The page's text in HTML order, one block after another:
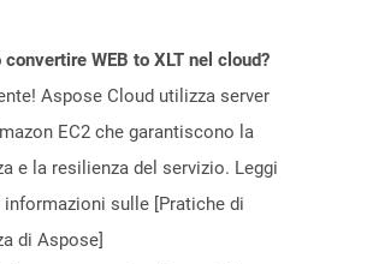
convertire WEB to XLT nel cloud?
Aspose Cloud utilizza server
EC2 che garantiscono la
e la resilienza del servizio. Leggi
sulle [Pratiche di
di Aspose]